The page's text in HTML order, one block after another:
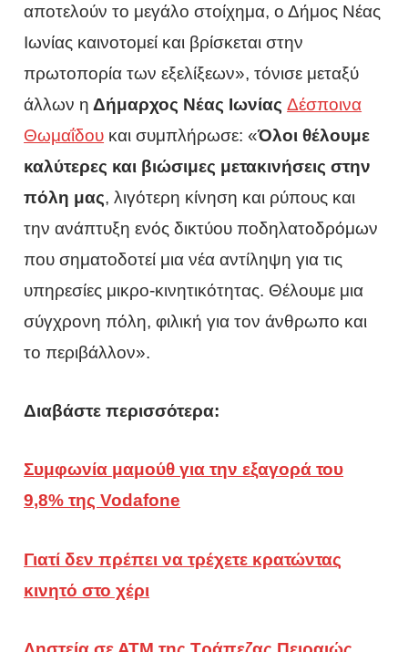
αποτελούν το μεγάλο στοίχημα, ο Δήμος Νέας
Ιωνίας καινοτομεί και βρίσκεται στην
πρωτοπορία των εξελίξεων», τόνισε μεταξύ
άλλων η Δήμαρχος Νέας ΙωνίαςΔέσποινα
Θωμαΐδου και συμπλήρωσε: «Όλοι θέλουμε
καλύτερες και βιώσιμες μετακινήσεις στην
πόλη μας, λιγότερη κίνηση και ρύπους και
την ανάπτυξη ενός δικτύου ποδηλατοδρόμων
που σηματοδοτεί μια νέα αντίληψη για τις
υπηρεσίες μικρο-κινητικότητας. Θέλουμε μια
σύγχρονη πόλη, φιλική για τον άνθρωπο και
το περιβάλλον».
Διαβάστε περισσότερα:
Συμφωνία μαμούθ για την εξαγορά του
9,8% της Vodafone
Γιατί δεν πρέπει να τρέχετε κρατώντας
κινητό στο χέρι